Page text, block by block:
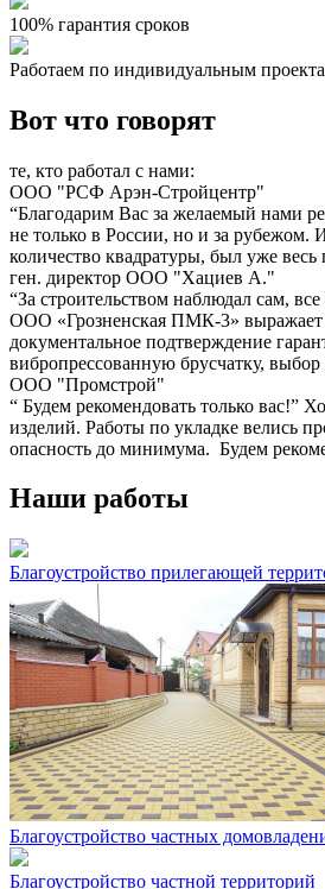
100% гарантия сроков
Работаем по индивидуальным
Вот что говорят
те, кто работал с нами:
ООО "РСФ Арэн-Стройцентр"
“Благодарим Вас за желаемый нами
не только в России, но и за рубежом.
количество квадратуры, был уже
ген. директор ООО "Хациев А."
“За строительством наблюдал сам,
ООО «Грозненская ПМК-3» выражает
документальное подтверждение
вибропрессованную брусчатку,
ООО "Промстрой"
“ Будем рекомендовать только вас!”
изделий. Работы по укладке велись
опасность до минимума. Будем
Наши работы
Благоустройство прилегающей
Благоустройство частных
Благоустройство частной территорий